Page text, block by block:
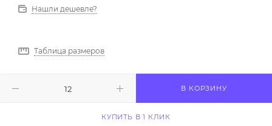
Нашли дешевле?
Таблица размеров
В КОРЗИНУ
КУПИТЬ В 1 КЛИК